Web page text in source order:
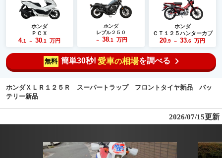
ホンダ
ＰＣＸ
4.1 ～ 30 .1 万円
ホンダ
レブル２５０
～ 38.1 万円
ホンダ
ＣＴ１２５ハンターカブ
20 .9 ～ 33 .6 万円
無料 簡単30秒! 愛車の相場を調べる
ホンダＸＬＲ１２５Ｒ スーパートラップ フロントタイヤ新品 バッ
テリー新品
2026/07/15更新